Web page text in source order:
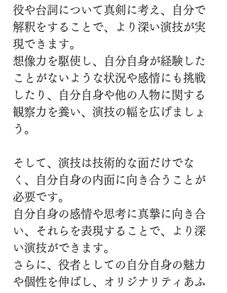
役や台詞について真剣に考え、自分で
解釈をすることで、より深い演技が実
現できます。
想像力を駆使し、自分自身が経験した
ことがないような状況や感情にも挑戦
したり、自分自身や他の人物に関する
観察力を養い、演技の幅を広げましょ
う。
そして、演技は技術的な面だけでな
く、自分自身の内面に向き合うことが
必要です。
自分自身の感情や思考に真摯に向き合
い、それらを表現することで、より深
い演技ができます。
さらに、役者としての自分自身の魅力
や個性を伸ばし、オリジナリティあふ